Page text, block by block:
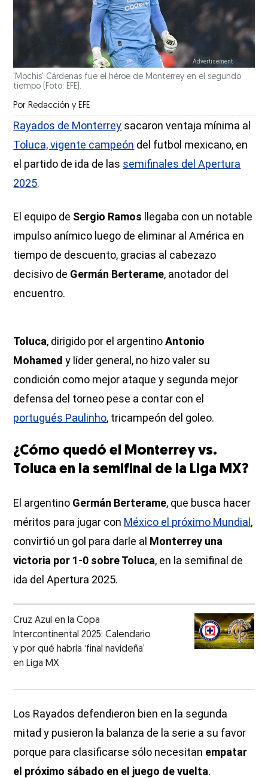
'Mochis' Cárdenas fue el héroe de Monterrey en el segundo
tiempo (Foto: EFE).
Por Redacción y EFE
Rayados de Monterrey sacaron ventaja mínima al
Toluca, vigente campeón del futbol mexicano, en
el partido de ida de las semifinales del Apertura
2025.
El equipo de Sergio Ramos llegaba con un notable
impulso anímico luego de eliminar al América en
tiempo de descuento, gracias al cabezazo
decisivo de Germán Berterame, anotador del
encuentro.
Toluca, dirigido por el argentinoAntonio
Mohamedy líder general, no hizo valer su
condición como mejor ataque y segunda mejor
defensa del torneo pese a contar con el
portugués Paulinho, tricampeón del goleo.
¿Cómo quedó el Monterrey vs.
Toluca en la semifinal de la Liga MX?
El argentino Germán Berterame, que busca hacer
méritos para jugar con México el próximo Mundial,
convirtió un gol para darle al Monterrey una
victoria por 1-0 sobre Toluca, en la semifinal de
ida del Apertura 2025.
Cruz Azul en la Copa
Intercontinental 2025: Calendario
y por qué habría ‘final navideña’
en Liga MX
Los Rayados defendieron bien en la segunda
mitad y pusieron la balanza de la serie a su favor
porque para clasificarse sólo necesitan empatar
el próximo sábado en el juego de vuelta.